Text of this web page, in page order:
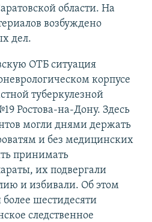
области. На
возбуждено
дел.
ОТБ ситуация
корпусе
туберкулезной
Ростова-на-Дону. Здесь
могли днями держать
и без медицинских
принимать
их подвергали
и избивали. Об этом
более шестидесяти
следственное